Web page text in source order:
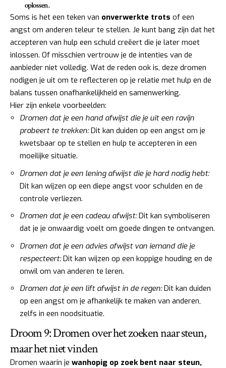
oplossen.
Soms is het een teken van onverwerkte trots of een
angst om anderen teleur te stellen. Je kunt bang zijn dat het
accepteren van hulp een schuld creëert die je later moet
inlossen. Of misschien vertrouw je de intenties van de
aanbieder niet volledig. Wat de reden ook is, deze dromen
nodigen je uit om te reflecteren op je relatie met hulp en de
balans tussen onafhankelijkheid en samenwerking.
Hier zijn enkele voorbeelden:
Dromen dat je een hand afwijst die je uit een ravijn
probeert te trekken:Dit kan duiden op een angst om je
kwetsbaar op te stellen en hulp te accepteren in een
moeilijke situatie.
Dromen dat je een lening afwijst die je hard nodig hebt:
Dit kan wijzen op een diepe angst voor schulden en de
controle verliezen.
Dromen dat je een cadeau afwijst:Dit kan symboliseren
dat je je onwaardig voelt om goede dingen te ontvangen.
Dromen dat je een advies afwijst van iemand die je
respecteert:Dit kan wijzen op een koppige houding en de
onwil om van anderen te leren.
Dromen dat je een lift afwijst in de regen:Dit kan duiden
op een angst om je afhankelijk te maken van anderen,
zelfs in een noodsituatie.
Droom 9: Dromen over het zoeken naar steun,
maar het niet vinden
Dromen waarin je wanhopig op zoek bent naar steun,